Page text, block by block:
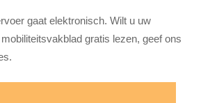
gaat elektronisch. Wilt u uw
gratis lezen, geef ons